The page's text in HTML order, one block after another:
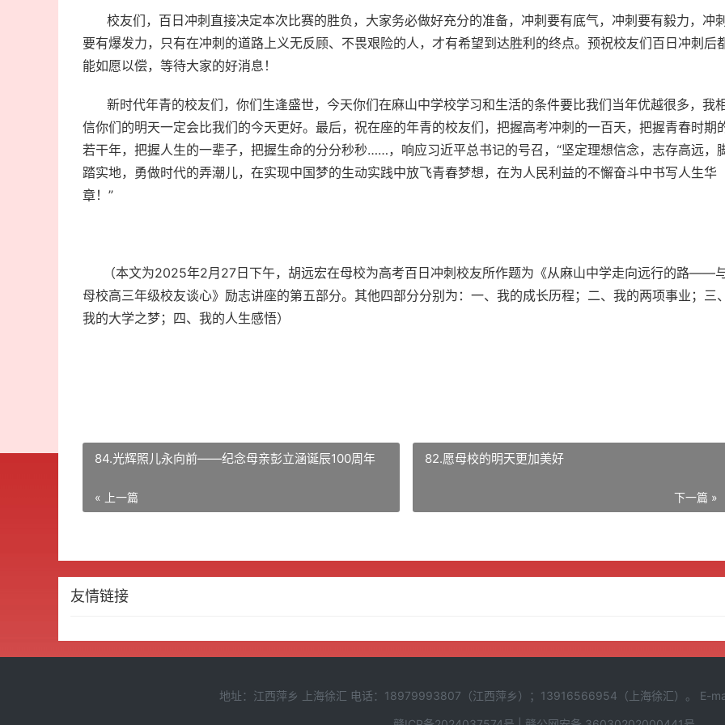
校友们，百日冲刺直接决定本次比赛的胜负，大家务必做好充分的准备，冲刺要有底气，冲刺要有毅力，冲刺
要有爆发力，只有在冲刺的道路上义无反顾、不畏艰险的人，才有希望到达胜利的终点。预祝校友们百日冲刺后
能如愿以偿，等待大家的好消息！
新时代年青的校友们，你们生逢盛世，今天你们在麻山中学校学习和生活的条件要比我们当年优越很多，我
信你们的明天一定会比我们的今天更好。最后，祝在座的年青的校友们，把握高考冲刺的一百天，把握青春时期
若干年，把握人生的一辈子，把握生命的分分秒秒……，响应习近平总书记的号召，“坚定理想信念，志存高远，
踏实地，勇做时代的弄潮儿，在实现中国梦的生动实践中放飞青春梦想，在为人民利益的不懈奋斗中书写人生华
章！”
（本文为2025年2月27日下午，胡远宏在母校为高考百日冲刺校友所作题为《从麻山中学走向远行的路——
母校高三年级校友谈心》励志讲座的第五部分。其他四部分分别为：一、我的成长历程；二、我的两项事业；三、
我的大学之梦；四、我的人生感悟）
84.光辉照儿永向前——纪念母亲彭立涵诞辰100周年
« 上一篇
82.愿母校的明天更加美好
下一篇 »
友情链接
地址：江西萍乡 上海徐汇 电话：18979993807（江西萍乡）；13916566954（上海徐汇）。 E-